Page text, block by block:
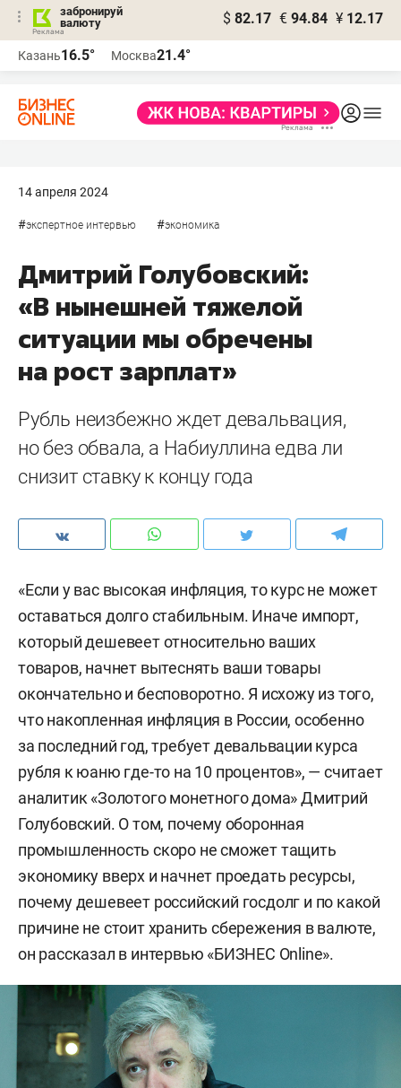
забронируй
валюту
$ 82.17 € 94.84 ¥ 12.17
Казань16.5° Москва21.4°
14 апреля 2024
#экспертное интервью #экономика
Дмитрий Голубовский:
«В нынешней тяжелой
ситуации мы обречены
на рост зарплат»
Рубль неизбежно ждет девальвация,
но без обвала, а Набиуллина едва ли
снизит ставку к концу года
«Если у вас высокая инфляция, то курс не может
оставаться долго стабильным. Иначе импорт,
который дешевеет относительно ваших
товаров, начнет вытеснять ваши товары
окончательно и бесповоротно. Я исхожу из того,
что накопленная инфляция в России, особенно
за последний год, требует девальвации курса
рубля к юаню где-то на 10 процентов», — считает
аналитик «Золотого монетного дома» Дмитрий
Голубовский. О том, почему оборонная
промышленность скоро не сможет тащить
экономику вверх и начнет проедать ресурсы,
почему дешевеет российский госдолг и по какой
причине не стоит хранить сбережения в валюте,
он рассказал в интервью «БИЗНЕС Online».